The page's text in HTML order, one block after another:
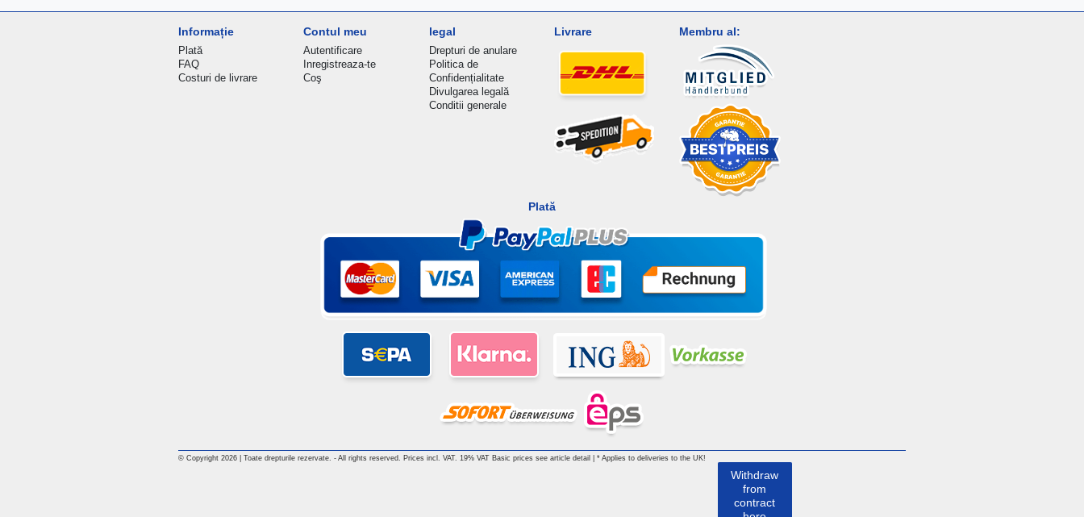
Informație
Plată
FAQ
Costuri de livrare
Contul meu
Autentificare
Inregistreaza-te
Coş
legal
Drepturi de anulare
Politica de
Confidențialitate
Divulgarea legală
Conditii generale
Livrare Membru al:
Plată
© Copyright 2026 | Toate drepturile rezervate. - All rights reserved. Prices incl. VAT. 19% VAT Basic prices see article detail | * Applies to deliveries to the UK!
Withdraw
from
contract